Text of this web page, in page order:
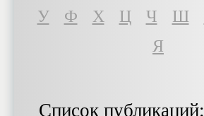
У
Ф Х Ц Ч Ш
Я
Список публикаций: